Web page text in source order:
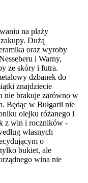
na plaży
Dużą
oraz wyroby
i Warny,
ze skóry i futra.
dzbanek do
znajdziecie
nie brakuje zarówno w
Będąc w Bułgarii nie
olejku różanego i
z win i roczników -
własnych
o
bukiet, ale
wina nie